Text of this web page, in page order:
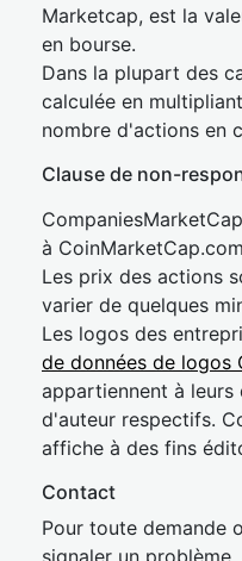
Marketcap, est la
en bourse.
Dans la plupart des
calculée en
nombre d'actions en
Clause de non-
à CoinMarketCap.com
Les prix des actions
varier de quelques
Les logos des
de données de logos
appartiennent à
d'auteur respectifs.
affiche à des fins
Contact
Pour toute demande
signaler un